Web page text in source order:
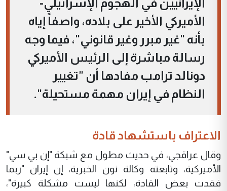
الأميركي الأخير على بلاده، واصفاً إياه
بأنه "غير مبرر وغير قانوني"، فيما وجه
رسالة مباشرة إلى الرئيس الأميركي
دونالد ترامب مفادها أن "تغيير
النظام في إيران مهمة مستحيلة".
الاعتراف باستشهاد قادة
وقال عراقجي، في حديث مطول مع شبكة "إن بي سي"
الأميركية، وتابعته وكالة نون الخبرية، إن إيران "ربما
فقدت بعض القادة، لكنها ليست مشكلة كبيرة"،